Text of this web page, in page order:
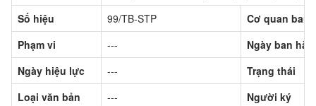
Số hiệu
99/TB-STP
Cơ quan ban
Phạm vi
---
Ngày ban
Ngày hiệu lực
---
Trạng thái
Loại văn bản
---
Người ký